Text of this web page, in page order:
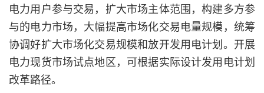
电力用户参与交易，扩大市场主体范围，构建多方参
与的电力市场，大幅提高市场化交易电量规模，统筹
协调好扩大市场化交易规模和放开发用电计划。开展
电力现货市场试点地区，可根据实际设计发用电计划
改革路径。